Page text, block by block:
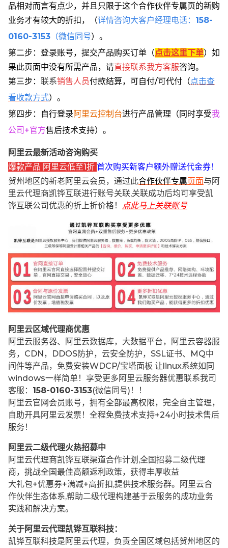
品相对而言有点少，并且只限于这个合作伙伴专属页的新购
业务才有较大的折扣，
（详情咨询大客户经理电话： 158-
0160-3153 （微信同号）。
第二步：登录账号，提交产品购买订单（点击这里下单） 如
果此页面中没有所需产品，请直接联系我方客服咨询。
第三步： 联系销售人员付款结算，可自付/可代付（点击查
看收款方式）。
第四步：自行登录阿里云控制台进行产品管理（同时享受我
公司+官方售后技术支持）。
阿里云最新活动咨询购买
爆款产品 阿里云低至1折 首次购买新客户额外赠送代金券！
贺州地区的新老阿里云会员，通过此合作伙伴专属页面与阿
里云代理商凯铧互联进行账号关联,关联成功后均可享受凯
铧互联公司优惠的折上折价格！
点此马上关联账号
阿里云区域代理商优惠
阿里云服务器、阿里云数据库，大数据平台，阿里云容器服
务，CDN，DDOS防护，云安全防护，SSL证书、MQ中
间件等产品，免费安装WDCP/宝塔面板 让 linux系统如同
windows一样简单！享受更多阿里云服务器优惠联系我司
客服： 158-0160-3153(微信同号)！！
阿里云官网会员账号，拥有全部最高权限，完全自主管理，
自助开具阿里云发票！全程免费技术支持+24小时技术售后
服务！
阿里云二级代理火热招募中
阿里云代理商凯铧互联渠道合作计划,全国招募二级代理
商，挑战全国最佳高额返利政策，获得丰厚收益
大礼包+优惠券+满减+高折扣,提供技术服务群。阿里云合
作伙伴生态体系,帮助二级代理构建基于云服务的成功业务
实践和解决方案。
关于阿里云代理凯铧互联科技：
凯铧互联科技是阿里云代理，负责全国区域包括贺州地区的